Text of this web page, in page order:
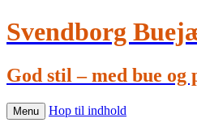
Svendborg
God stil – med bue og
Menu Hop til indhold